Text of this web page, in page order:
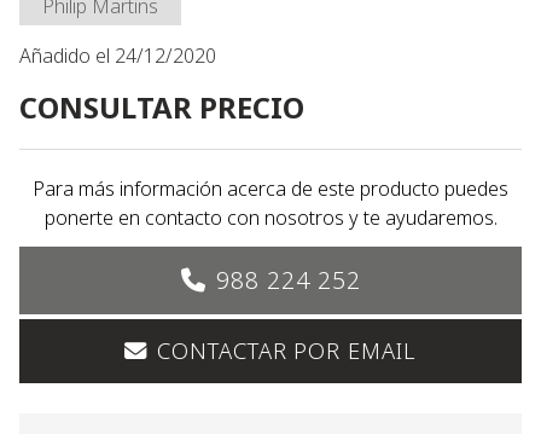
Philip Martins
Añadido el 24/12/2020
CONSULTAR PRECIO
Para más información acerca de este producto puedes
ponerte en contacto con nosotros y te ayudaremos.
988 224 252
CONTACTAR POR EMAIL